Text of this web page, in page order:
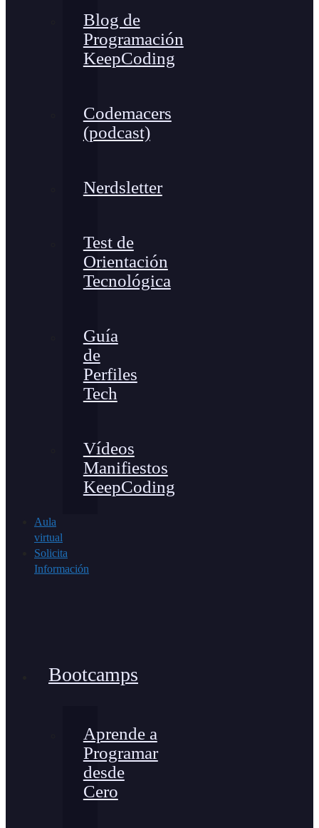
Blog de
Programación
KeepCoding
Codemacers
(podcast)
Nerdsletter
Test de
Orientación
Tecnológica
Guía
de
Perfiles
Tech
Vídeos
Manifiestos
KeepCoding
Aula
virtual
Solicita
Información
Bootcamps
Aprende a
Programar
desde
Cero